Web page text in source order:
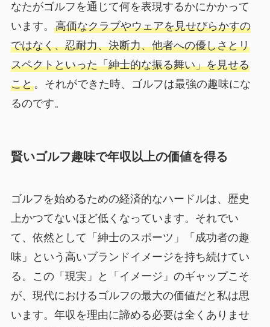
なたがゴルフを通じて何を表現するかにかかって
います。 高価なクラブやウェアを見せびらかすの
ではなく、忍耐力、決断力、他者への優しさとリ
スペクトといった「紳士的な振る舞い」を見せる
こと。それができた時、ゴルフは最強の趣味にな
るのです。
賢いゴルフ趣味で年収以上の価値を得る
ゴルフを始めるための経済的なハードルは、歴史
上かつてないほど低くなっています。それでい
て、依然として「紳士のスポーツ」「成功者の趣
味」という高いブランドイメージを持ち続けてい
る。この「現実」と「イメージ」のギャップこそ
が、現代におけるゴルフの最大の価値だと私は思
います。年収を理由に諦める必要は全くありませ